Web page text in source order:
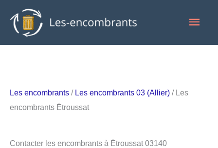
contenu
Les encombrants / Les encombrants 03 (Allier) / Les
encombrants Étroussat
Contacter les encombrants à Étroussat 03140